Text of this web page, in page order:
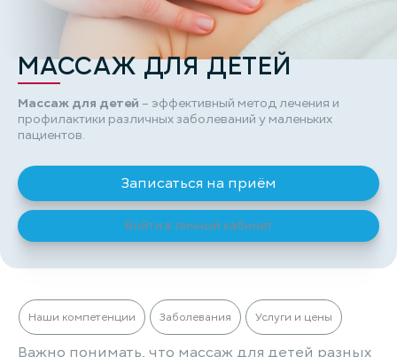
МАССАЖ ДЛЯ ДЕТЕЙ
Массаж для детей – эффективный метод лечения и
профилактики различных заболеваний у маленьких
пациентов.
Записаться на приём
Войти в личный кабинет
Наши компетенции Заболевания Услуги и цены
Важно понимать, что массаж для детей разных